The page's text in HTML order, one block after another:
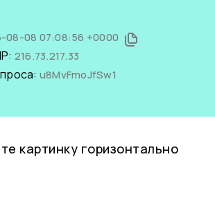
08-08 07:08:56 +0000
216.73.217.33
u8MvFmoJfSw1
картинку горизонтально